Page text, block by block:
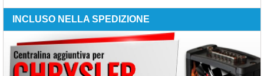
INCLUSO NELLA SPEDIZIONE